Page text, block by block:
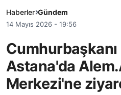
Haberler Gündem
14 Mayıs 2026 - 19:56
Astana'da
Merkezi'ne